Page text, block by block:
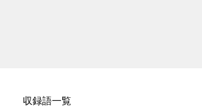
収録語一覧